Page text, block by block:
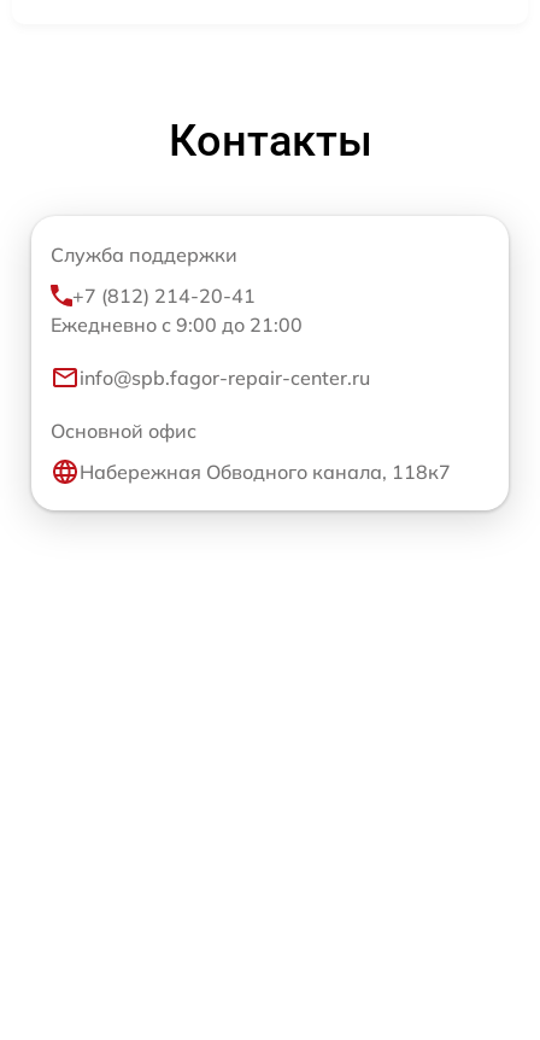
Контакты
Служба поддержки
+7 (812) 214-20-41
Ежедневно с 9:00 до 21:00
info@spb.fagor-repair-center.ru
Основной офис
Набережная Обводного канала, 118к7